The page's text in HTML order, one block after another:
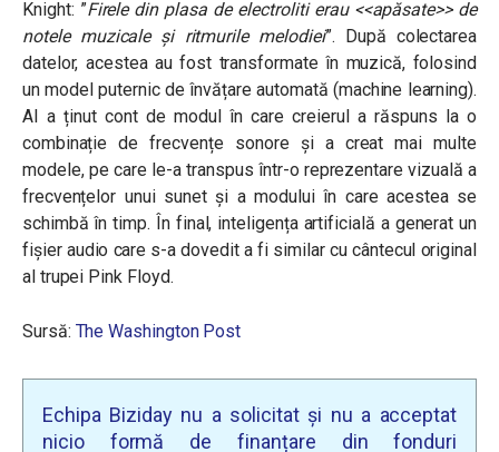
Knight: ”Firele din plasa de electroliti erau <<apăsate>> de
notele muzicale și ritmurile melodiei”. După colectarea
datelor, acestea au fost transformate în muzică, folosind
un model puternic de învățare automată (machine learning).
AI a ținut cont de modul în care creierul a răspuns la o
combinație de frecvențe sonore și a creat mai multe
modele, pe care le-a transpus într-o reprezentare vizuală a
frecvențelor unui sunet și a modului în care acestea se
schimbă în timp. În final, inteligența artificială a generat un
fișier audio care s-a dovedit a fi similar cu cântecul original
al trupei Pink Floyd.
Sursă: The Washington Post
Echipa Biziday nu a solicitat și nu a acceptat
nicio formă de finanțare din fonduri